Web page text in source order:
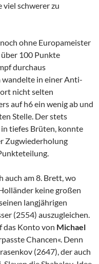
viel schwerer zu
ohne Europameister
100 Punkte
durchaus
wandelte in einer Anti-
nicht selten
auf h6 ein wenig ab und
Stelle. Der stets
tiefes Brüten, konnte
Zugwiederholung
auch am 8. Brett, wo
keine großen
langjährigen
(2554) auszugleichen.
das Konto von Michael
Chancen«. Denn
(2647), der auch